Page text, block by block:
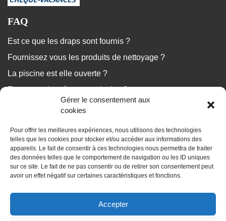
Gérer le consentement aux
cookies
Pour offrir les meilleures expériences, nous utilisons des technologies
telles que les cookies pour stocker et/ou accéder aux informations des
appareils. Le fait de consentir à ces technologies nous permettra de traiter
des données telles que le comportement de navigation ou les ID uniques
sur ce site. Le fait de ne pas consentir ou de retirer son consentement peut
avoir un effet négatif sur certaines caractéristiques et fonctions.
Accepter
FAQ
Est ce que les draps sont fournis ?
Fournissez vous les produits de nettoyage ?
La piscine est elle ouverte ?
Est ce que le ménage est inclus ?
Nous répondons à vos questions
Les dossiers de vos vacances